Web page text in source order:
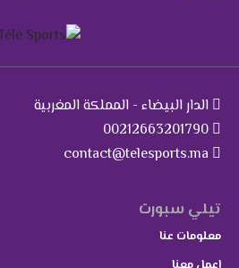
الدار البيضاء - المملكة المغربية
00212663201790
contact@telesports.ma
تيلي سبورت
معلومات عنا